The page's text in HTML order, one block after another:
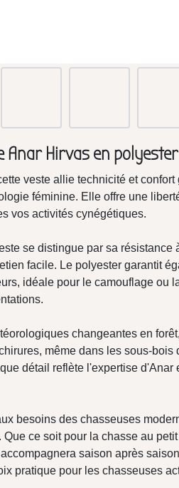
Anar Hirvas en polyester
veste allie technicité et confort
féminine. Elle offre une
vos activités cynégétiques.
se distingue par sa résistance
facile. Le polyester garantit
idéale pour le camouflage ou
changeantes en
même dans les sous-bois
détail reflète l'expertise d'Anar
besoins des chasseuses
ce soit pour la chasse au
saison après
pratique pour les chasseuses